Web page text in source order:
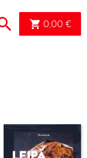
0,00 €
Lue lisää